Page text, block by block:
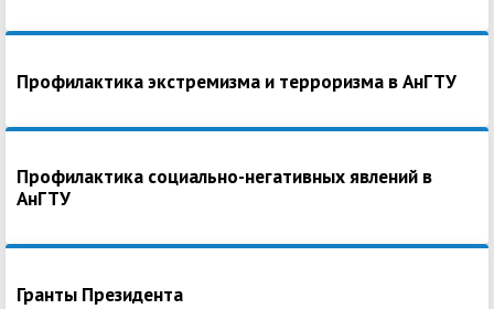
Профилактика экстремизма и терроризма в АнГТУ
Профилактика социально-негативных явлений в
АнГТУ
Гранты Президента